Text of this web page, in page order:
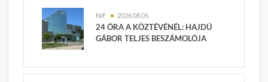
NIF 2026.08.05.
24 ÓRA A KÖZTÉVÉNÉL: HAJDÚ
GÁBOR TELJES BESZÁMOLÓJA